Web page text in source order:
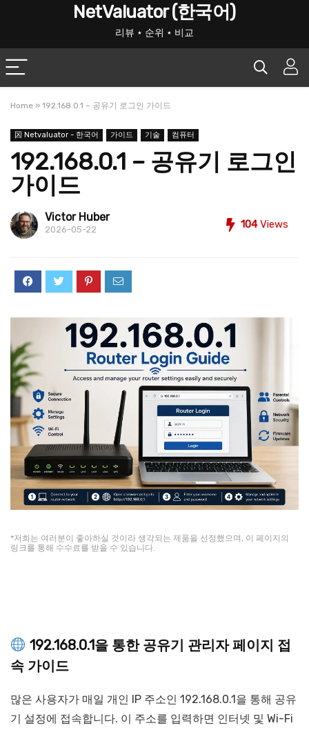
NetValuator (한국어)
리뷰 ⋆ 순위 ⋆ 비교
Home » 192.168.0.1 – 공유기 로그인 가이드
龱 Netvaluator - 한국어 가이드 기술 컴퓨터
192.168.0.1 – 공유기 로그인
가이드
Victor Huber
2026-05-22 104Views
*저희는 여러분이 좋아하실 것이라 생각되는 제품을 선정했으며, 이 페이지의
링크를 통해 수수료를 받을 수 있습니다.
192.168.0.1을 통한 공유기 관리자 페이지 접
속 가이드
많은 사용자가 매일 개인 IP 주소인 192.168.0.1을 통해 공유
기 설정에 접속합니다. 이 주소를 입력하면 인터넷 및 Wi-Fi